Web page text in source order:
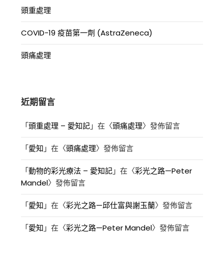
頭重處理
COVID-19 疫苗第一劑 (AstraZeneca)
頭痛處理
近期留言
「頭重處理 – 愛知記」在〈頭痛處理〉發佈留言
「愛知 」在〈頭痛處理〉發佈留言
「動物的彩光療法 – 愛知記」在〈彩光之路—Peter
Mandel〉發佈留言
「愛知 」在〈彩光之路—邱仕富與謝玉蘭〉發佈留言
「愛知 」在〈彩光之路—Peter Mandel〉發佈留言